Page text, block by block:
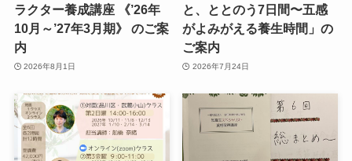
ラクター養成講座 《’26年
10月～’27年3月期》 のご案
内
2026年8月1日
と、ととのう7日間〜五感
がよみがえる養生時間」の
ご案内
2026年7月24日